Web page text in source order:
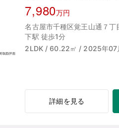
7,980万円
名古屋市千種区覚王山通７
下駅 徒歩1分
2LDK / 60.22㎡ / 2025年07
詳細を見る